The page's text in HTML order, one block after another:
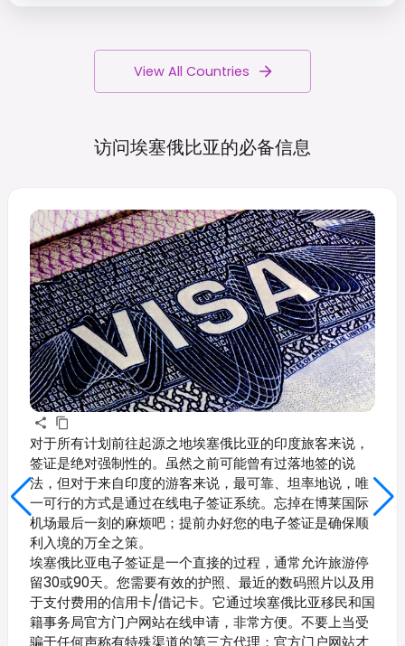
View All Countries
访问埃塞俄比亚的必备信息
对于所有计划前往起源之地埃塞俄比亚的印度旅客来说，
签证是绝对强制性的。虽然之前可能曾有过落地签的说
法，但对于来自印度的游客来说，最可靠、坦率地说，唯
一可行的方式是通过在线电子签证系统。忘掉在博莱国际
机场最后一刻的麻烦吧；提前办好您的电子签证是确保顺
利入境的万全之策。
埃塞俄比亚电子签证是一个直接的过程，通常允许旅游停
留30或90天。您需要有效的护照、最近的数码照片以及用
于支付费用的信用卡/借记卡。它通过埃塞俄比亚移民和国
籍事务局官方门户网站在线申请，非常方便。不要上当受
骗于任何声称有特殊渠道的第三方代理；官方门户网站才